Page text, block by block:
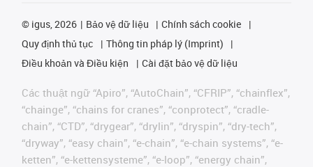
© igus, 2026 Bảo vệ dữ liệu
Chính sách cookie
Quy định thủ tục
Thông tin pháp lý (Imprint)
Điều khoản và Điều kiện
Cài đặt bảo vệ dữ liệu
Các thuật ngữ “Apiro”, “AutoChain”, “CFRIP”, “chainflex”,
“chainge”, “chains for cranes”, “conprotect”, “cradle-
chain”, “CTD”, “drygear”, “drylin”, “dryspin”, “dry-tech”,
“dryway”, “easy chain”, “e-chain”, “e-chain systems”, “e-
ketten”, “e-kettensysteme”, “e-loop”, “energy chain”,